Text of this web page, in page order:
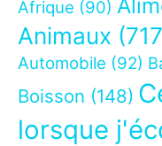
Afrique (90)
Animaux
Automobile (92)
Boisson (148)
lorsque